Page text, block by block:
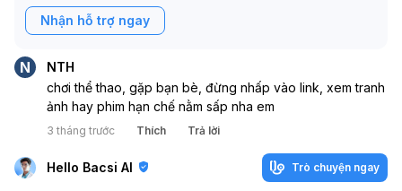
Nhận hỗ trợ ngay
N
NTH
chơi thể thao, gặp bạn bè, đừng nhấp vào link, xem tranh
ảnh hay phim hạn chế nằm sấp nha em
3 tháng trước Thích Trả lời
Hello Bacsi AI Trò chuyện ngay